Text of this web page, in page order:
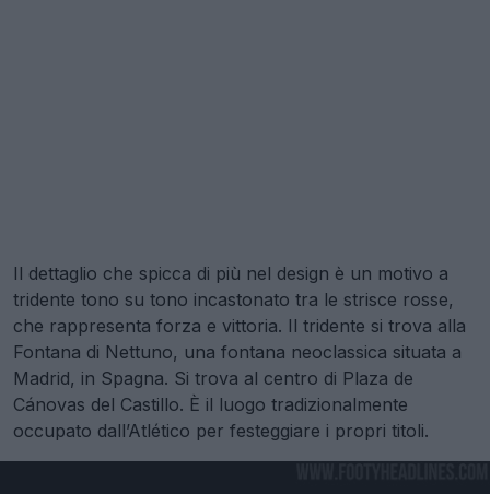
Il dettaglio che spicca di più nel design è un motivo a
tridente tono su tono incastonato tra le strisce rosse,
che rappresenta forza e vittoria. Il tridente si trova alla
Fontana di Nettuno, una fontana neoclassica situata a
Madrid, in Spagna. Si trova al centro di Plaza de
Cánovas del Castillo. È il luogo tradizionalmente
occupato dall’Atlético per festeggiare i propri titoli.